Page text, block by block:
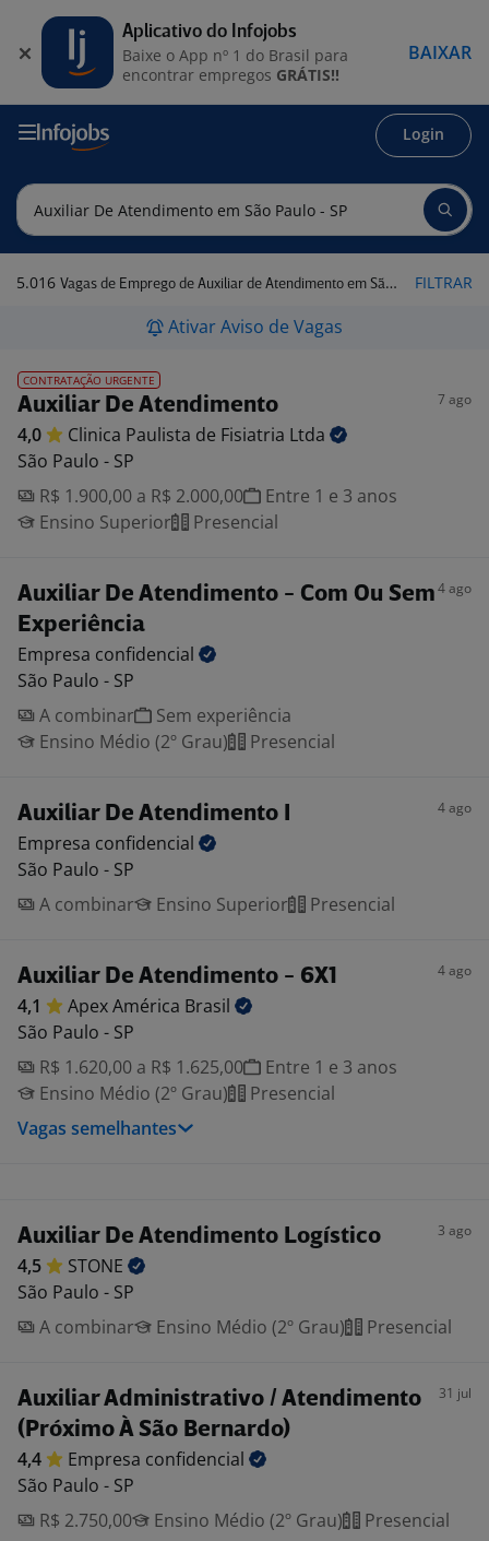
Login
5.016 Vagas de Emprego de Auxiliar de Atendimento em São Paulo - SP FILTRAR
Ativar Aviso de Vagas
CONTRATAÇÃO URGENTE
Auxiliar De Atendimento 7 ago
4,0 Clinica Paulista de Fisiatria Ltda
São Paulo - SP
R$ 1.900,00 a R$ 2.000,00
Entre 1 e 3 anos
Ensino Superior
Presencial
Auxiliar De Atendimento - Com Ou Sem
Experiência
4 ago
Empresa confidencial
São Paulo - SP
A combinar
Sem experiência
Ensino Médio (2º Grau)
Presencial
Auxiliar De Atendimento I 4 ago
Empresa confidencial
São Paulo - SP
A combinar
Ensino Superior Presencial
Auxiliar De Atendimento - 6X1 4 ago
4,1 Apex América Brasil
São Paulo - SP
R$ 1.620,00 a R$ 1.625,00
Entre 1 e 3 anos
Ensino Médio (2º Grau)
Presencial
Vagas semelhantes
Auxiliar De Atendimento Logístico 3 ago
4,5
STONE
São Paulo - SP
A combinar
Ensino Médio (2º Grau) Presencial
Auxiliar Administrativo / Atendimento
(Próximo À São Bernardo)
31 jul
4,4 Empresa confidencial
São Paulo - SP
R$ 2.750,00
Ensino Médio (2º Grau) Presencial
Aplicativo do Infojobs
Baixe o App nº 1 do Brasil para
encontrar empregos GRÁTIS!!
BAIXAR